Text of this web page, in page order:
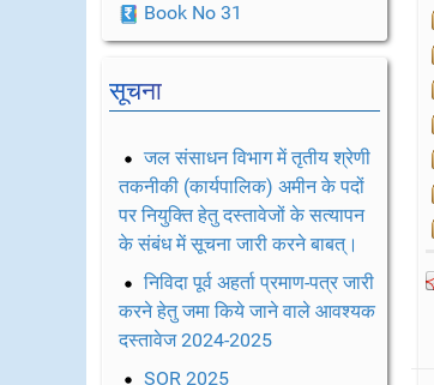
Book No 31
सूचना
जल संसाधन विभाग में तृतीय श्रेणी
तकनीकी (कार्यपालिक) अमीन के पदों
पर नियुक्ति हेतु दस्तावेजों के सत्यापन
के संबंध में सूचना जारी करने बाबत्।
निविदा पूर्व अहर्ता प्रमाण-पत्र जारी
करने हेतु जमा किये जाने वाले आवश्यक
दस्तावेज 2024-2025
SOR 2025